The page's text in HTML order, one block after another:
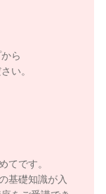
ら
い。
てです。
基礎知識が入